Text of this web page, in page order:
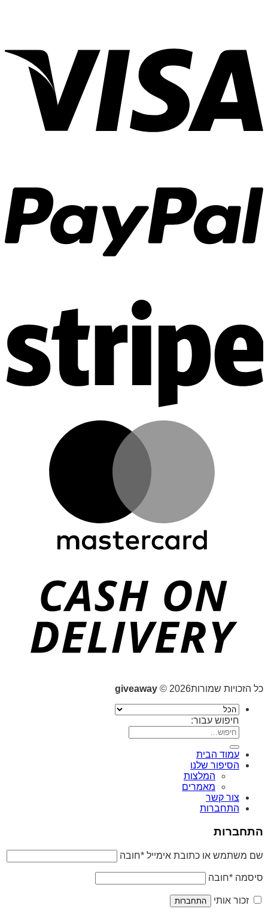
כל הזכויות שמורות2026 © giveaway
חיפוש עבור:
עמוד הבית
הסיפור שלנו
המלצות
מאמרים
צור קשר
התחברות
התחברות
שם משתמש או כתובת אימייל *חובה
סיסמה *חובה
זכור אותי התחברות